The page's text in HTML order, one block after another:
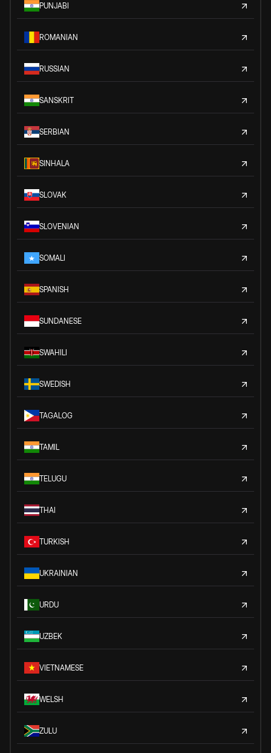
PUNJABI
ROMANIAN
RUSSIAN
SANSKRIT
SERBIAN
SINHALA
SLOVAK
SLOVENIAN
SOMALI
SPANISH
SUNDANESE
SWAHILI
SWEDISH
TAGALOG
TAMIL
TELUGU
THAI
TURKISH
UKRAINIAN
URDU
UZBEK
VIETNAMESE
WELSH
ZULU